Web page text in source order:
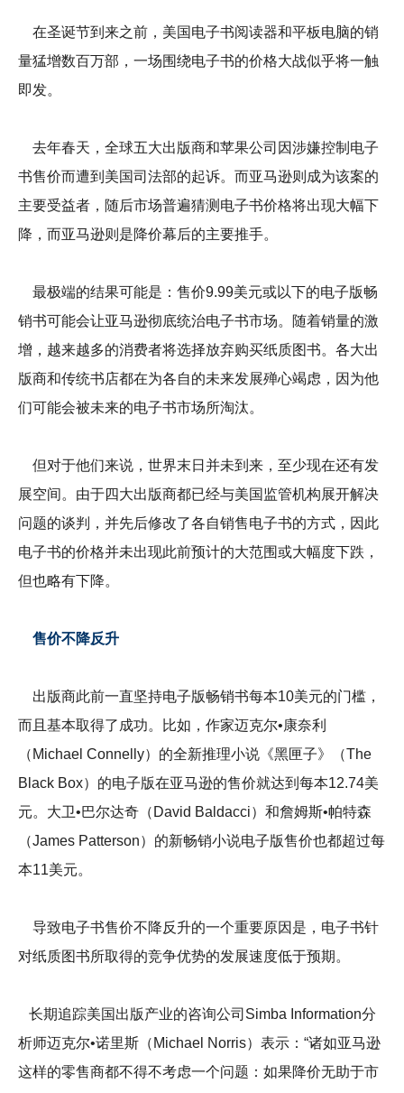
在圣诞节到来之前，美国电子书阅读器和平板电脑的销
量猛增数百万部，一场围绕电子书的价格大战似乎将一触
即发。
去年春天，全球五大出版商和苹果公司因涉嫌控制电子
书售价而遭到美国司法部的起诉。而亚马逊则成为该案的
主要受益者，随后市场普遍猜测电子书价格将出现大幅下
降，而亚马逊则是降价幕后的主要推手。
最极端的结果可能是：售价9.99美元或以下的电子版畅
销书可能会让亚马逊彻底统治电子书市场。随着销量的激
增，越来越多的消费者将选择放弃购买纸质图书。各大出
版商和传统书店都在为各自的未来发展殚心竭虑，因为他
们可能会被未来的电子书市场所淘汰。
但对于他们来说，世界末日并未到来，至少现在还有发
展空间。由于四大出版商都已经与美国监管机构展开解决
问题的谈判，并先后修改了各自销售电子书的方式，因此
电子书的价格并未出现此前预计的大范围或大幅度下跌，
但也略有下降。
售价不降反升
出版商此前一直坚持电子版畅销书每本10美元的门槛，
而且基本取得了成功。比如，作家迈克尔•康奈利
（Michael Connelly）的全新推理小说《黑匣子》（The
Black Box）的电子版在亚马逊的售价就达到每本12.74美
元。大卫•巴尔达奇（David Baldacci）和詹姆斯•帕特森
（James Patterson）的新畅销小说电子版售价也都超过每
本11美元。
导致电子书售价不降反升的一个重要原因是，电子书针
对纸质图书所取得的竞争优势的发展速度低于预期。
长期追踪美国出版产业的咨询公司Simba Information分
析师迈克尔•诺里斯（Michael Norris）表示：“诸如亚马逊
这样的零售商都不得不考虑一个问题：如果降价无助于市